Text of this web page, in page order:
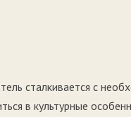
сталкивается с
в культурные